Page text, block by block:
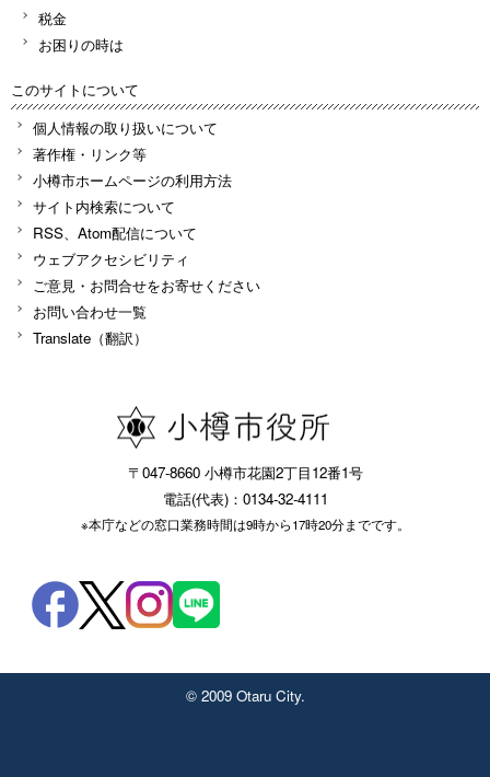
税金
お困りの時は
このサイトについて
個人情報の取り扱いについて
著作権・リンク等
小樽市ホームページの利用方法
サイト内検索について
RSS、Atom配信について
ウェブアクセシビリティ
ご意見・お問合せをお寄せください
お問い合わせ一覧
Translate（翻訳）
〒047-8660 小樽市花園2丁目12番1号
電話(代表)：0134-32-4111
※本庁などの窓口業務時間は9時から17時20分までです。
© 2009 Otaru City.